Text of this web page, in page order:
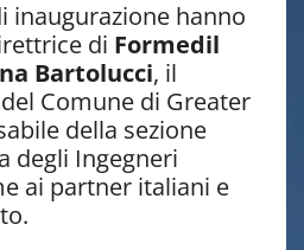
inaugurazione hanno
di Formedil
Bartolucci, il
Comune di Greater
della sezione
degli Ingegneri
ai partner italiani e